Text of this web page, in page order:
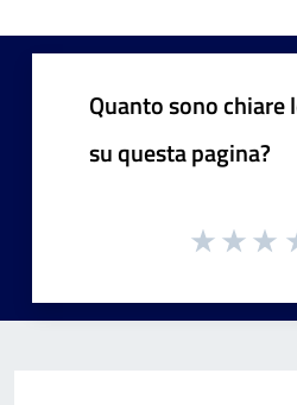
Quanto sono
su questa pagina?